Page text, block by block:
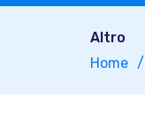
Altro
Home